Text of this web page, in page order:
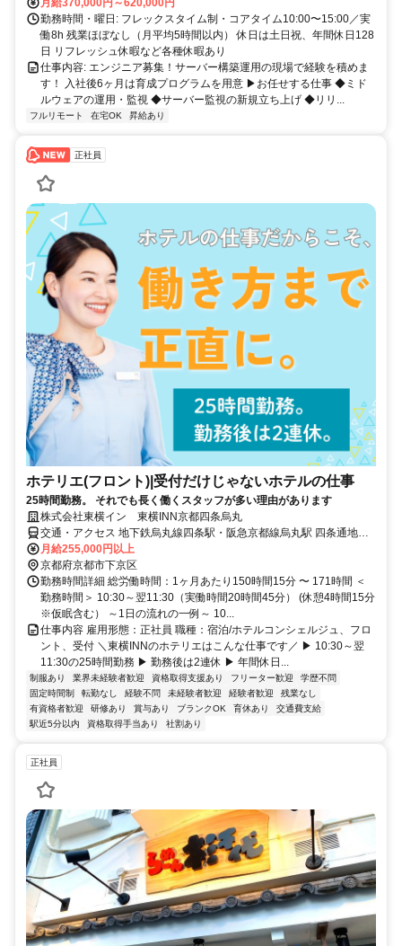
月給370,000円～620,000円
勤務時間・曜日: フレックスタイム制・コアタイム10:00〜15:00／実
働8h 残業ほぼなし（月平均5時間以内） 休日は土日祝、年間休日128
日 リフレッシュ休暇など各種休暇あり
仕事内容: エンジニア募集！サーバー構築運用の現場で経験を積めま
す！ 入社後6ヶ月は育成プログラムを用意 ▶お任せする仕事 ◆ミド
ルウェアの運用・監視 ◆サーバー監視の新規立ち上げ ◆リリ...
フルリモート 在宅OK 昇給あり
正社員
ホテリエ(フロント)|受付だけじゃないホテルの仕事
25時間勤務。 それでも長く働くスタッフが多い理由があります
株式会社東横イン 東横INN京都四条烏丸
交通・アクセス 地下鉄烏丸線四条駅・阪急京都線烏丸駅 四条通地下
道の20番出口から徒歩1分
月給255,000円以上
京都府京都市下京区
勤務時間詳細 総労働時間：1ヶ月あたり150時間15分 〜 171時間 ＜
勤務時間＞ 10:30～翌11:30（実働時間20時間45分） (休憩4時間15分
※仮眠含む） ～1日の流れの一例～ 10...
仕事内容 雇用形態：正社員 職種：宿泊/ホテルコンシェルジュ、フロ
ント、受付 ＼東横INNのホテリエはこんな仕事です／ ▶ 10:30～翌
11:30の25時間勤務 ▶ 勤務後は2連休 ▶ 年間休日...
制服あり 業界未経験者歓迎 資格取得支援あり フリーター歓迎
学歴不問
固定時間制
転勤なし 経験不問 未経験者歓迎 経験者歓迎
残業なし
有資格者歓迎
研修あり 賞与あり ブランクOK 育休あり
交通費支給
駅近5分以内
資格取得手当あり 社割あり
正社員